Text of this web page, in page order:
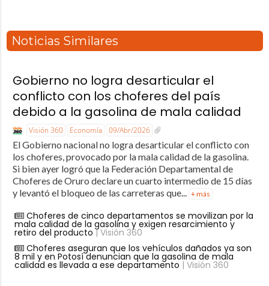
Noticias Similares
Gobierno no logra desarticular el
conflicto con los choferes del país
debido a la gasolina de mala calidad
Visión 360 Economía 09/Abr/2026
El Gobierno nacional no logra desarticular el conflicto con
los choferes, provocado por la mala calidad de la gasolina.
Si bien ayer logró que la Federación Departamental de
Choferes de Oruro declare un cuarto intermedio de 15 días
y levantó el bloqueo de las carreteras que... + más
Choferes de cinco departamentos se movilizan por la
mala calidad de la gasolina y exigen resarcimiento y
retiro del producto | Visión 360
Choferes aseguran que los vehículos dañados ya son
8 mil y en Potosí denuncian que la gasolina de mala
calidad es llevada a ese departamento | Visión 360